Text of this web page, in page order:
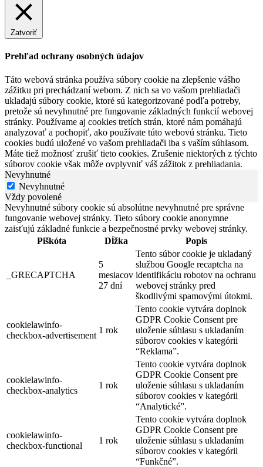
Zatvoriť
Prehľad ochrany osobných údajov
Táto webová stránka používa súbory cookie na zlepšenie vášho
zážitku pri prechádzaní webom. Z nich sa vo vašom prehliadači
ukladajú súbory cookie, ktoré sú kategorizované podľa potreby,
pretože sú nevyhnutné pre fungovanie základných funkcií webovej
stránky. Používame aj cookies tretích strán, ktoré nám pomáhajú
analyzovať a pochopiť, ako používate túto webovú stránku. Tieto
cookies budú uložené vo vašom prehliadači iba s vaším súhlasom.
Máte tiež možnosť zrušiť tieto cookies. Zrušenie niektorých z týchto
súborov cookie však môže ovplyvniť váš zážitok z prehliadania.
Nevyhnutné
Nevyhnutné
Vždy povolené
Nevyhnutné súbory cookie sú absolútne nevyhnutné pre správne
fungovanie webovej stránky. Tieto súbory cookie anonymne
zaisťujú základné funkcie a bezpečnostné prvky webovej stránky.
Piškóta
Dĺžka Popis
_GRECAPTCHA
5
mesiacov
27 dní
Tento súbor cookie je ukladaný
službou Google recaptcha na
identifikáciu robotov na ochranu
webovej stránky pred
škodlivými spamovými útokmi.
cookielawinfo-
checkbox-advertisement
1 rok
Tento cookie vytvára doplnok
GDPR Cookie Consent pre
uloženie súhlasu s ukladaním
súborov cookies v kategórii
“Reklama”.
cookielawinfo-
checkbox-analytics
1 rok
Tento cookie vytvára doplnok
GDPR Cookie Consent pre
uloženie súhlasu s ukladaním
súborov cookies v kategórii
“Analytické”.
cookielawinfo-
checkbox-functional
1 rok
Tento cookie vytvára doplnok
GDPR Cookie Consent pre
uloženie súhlasu s ukladaním
súborov cookies v kategórii
“Funkčné”.